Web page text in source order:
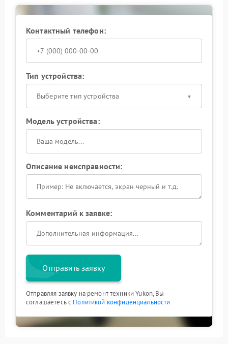
Контактный телефон:
Тип устройства:
Выберите тип устройства
Модель устройства:
Описание неисправности:
Комментарий к заявке:
Отправить заявку
Отправляя заявку на ремонт техники Yukon, Вы
соглашаетесь с Политикой конфиденциальности